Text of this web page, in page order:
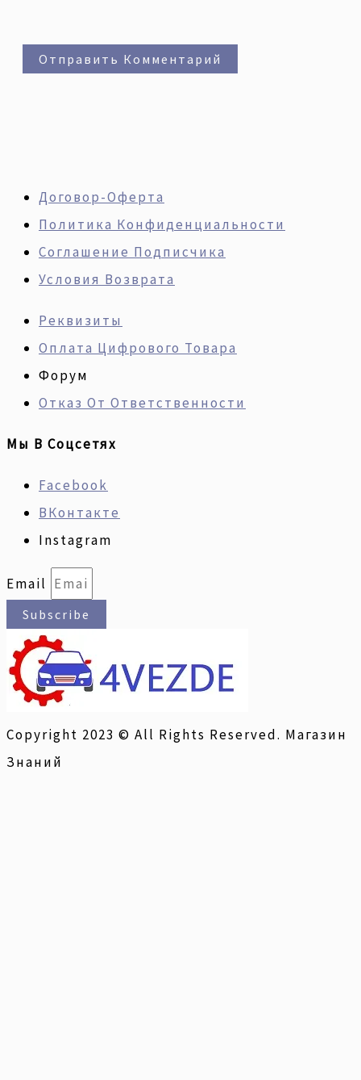
Договор-Оферта
Политика Конфиденциальности
Соглашение Подписчика
Условия Возврата
Реквизиты
Оплата Цифрового Товара
Форум
Отказ От Ответственности
Мы В Соцсетях
Facebook
ВКонтакте
Instagram
Email
Subscribe
Copyright 2023 © All Rights Reserved. Магазин
Знаний